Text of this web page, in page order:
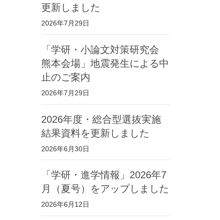
更新しました
2026年7月29日
「学研・小論文対策研究会
熊本会場」地震発生による中
止のご案内
2026年7月29日
2026年度・総合型選抜実施
結果資料を更新しました
2026年6月30日
「学研・進学情報」2026年7
月（夏号）をアップしました
2026年6月12日